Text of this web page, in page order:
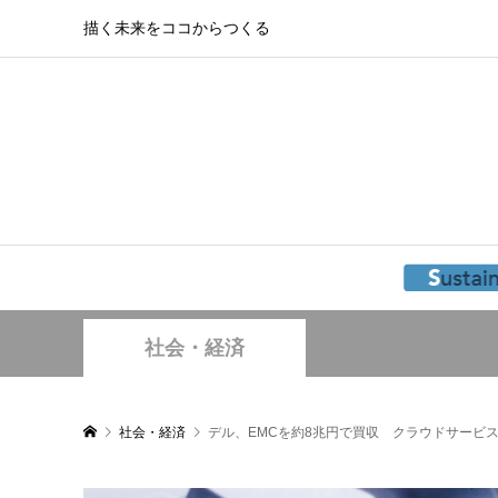
描く未来をココからつくる
社会・経済
社会・経済 デル、EMCを約8兆円で買収 クラウドサービ